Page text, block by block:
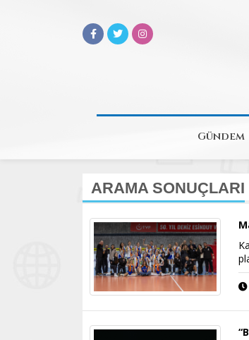
Gündem
ARAMA SONUÇLARI